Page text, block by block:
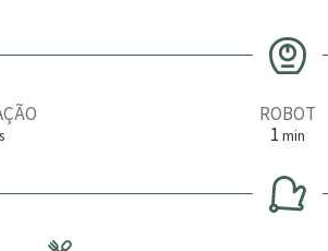
ROBOT
1m
n
t
min